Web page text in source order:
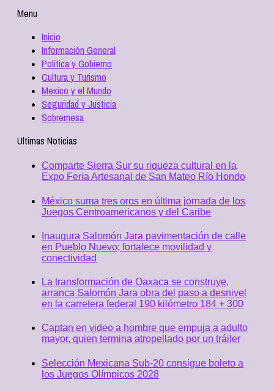
Menu
Inicio
Información General
Política y Gobierno
Cultura y Turismo
Mexico y el Mundo
Seguridad y Justicia
Sobremesa
Ultimas Noticias
Comparte Sierra Sur su riqueza cultural en la
Expo Feria Artesanal de San Mateo Río Hondo
México suma tres oros en última jornada de los
Juegos Centroamericanos y del Caribe
Inaugura Salomón Jara pavimentación de calle
en Pueblo Nuevo; fortalece movilidad y
conectividad
La transformación de Oaxaca se construye,
arranca Salomón Jara obra del paso a desnivel
en la carretera federal 190 kilómetro 184 + 300
Captan en video a hombre que empuja a adulto
mayor, quien termina atropellado por un tráiler
Selección Mexicana Sub-20 consigue boleto a
los Juegos Olímpicos 2028